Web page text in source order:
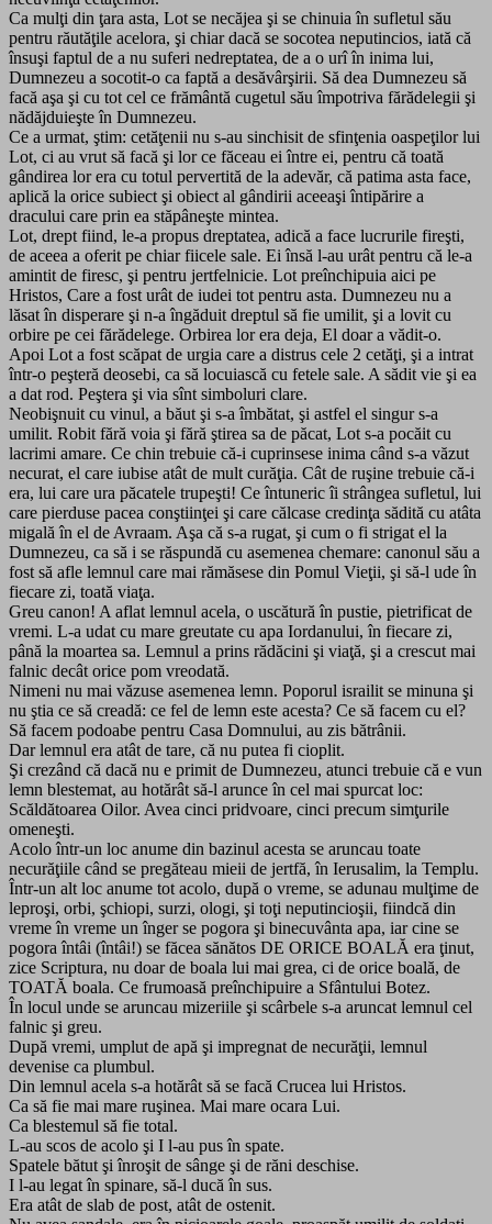
Ca mulţi din ţara asta, Lot se necăjea şi se chinuia în sufletul său
pentru răutăţile acelora, şi chiar dacă se socotea neputincios, iată că
însuşi faptul de a nu suferi nedreptatea, de a o urî în inima lui,
Dumnezeu a socotit-o ca faptă a desăvârşirii. Să dea Dumnezeu să
facă aşa şi cu tot cel ce frământă cugetul său împotriva fărădelegii şi
nădăjduieşte în Dumnezeu.
Ce a urmat, ştim: cetăţenii nu s-au sinchisit de sfinţenia oaspeţilor lui
Lot, ci au vrut să facă şi lor ce făceau ei între ei, pentru că toată
gândirea lor era cu totul pervertită de la adevăr, că patima asta face,
aplică la orice subiect şi obiect al gândirii aceeaşi întipărire a
dracului care prin ea stăpâneşte mintea.
Lot, drept fiind, le-a propus dreptatea, adică a face lucrurile fireşti,
de aceea a oferit pe chiar fiicele sale. Ei însă l-au urât pentru că le-a
amintit de firesc, şi pentru jertfelnicie. Lot preînchipuia aici pe
Hristos, Care a fost urât de iudei tot pentru asta. Dumnezeu nu a
lăsat în disperare şi n-a îngăduit dreptul să fie umilit, şi a lovit cu
orbire pe cei fărădelege. Orbirea lor era deja, El doar a vădit-o.
Apoi Lot a fost scăpat de urgia care a distrus cele 2 cetăţi, şi a intrat
într-o peşteră deosebi, ca să locuiască cu fetele sale. A sădit vie şi ea
a dat rod. Peştera şi via sînt simboluri clare.
Neobişnuit cu vinul, a băut şi s-a îmbătat, şi astfel el singur s-a
umilit. Robit fără voia şi fără ştirea sa de păcat, Lot s-a pocăit cu
lacrimi amare. Ce chin trebuie că-i cuprinsese inima când s-a văzut
necurat, el care iubise atât de mult curăţia. Cât de ruşine trebuie că-i
era, lui care ura păcatele trupeşti! Ce întuneric îi strângea sufletul, lui
care pierduse pacea conştiinţei şi care călcase credinţa sădită cu atâta
migală în el de Avraam. Aşa că s-a rugat, şi cum o fi strigat el la
Dumnezeu, ca să i se răspundă cu asemenea chemare: canonul său a
fost să afle lemnul care mai rămăsese din Pomul Vieţii, şi să-l ude în
fiecare zi, toată viaţa.
Greu canon! A aflat lemnul acela, o uscătură în pustie, pietrificat de
vremi. L-a udat cu mare greutate cu apa Iordanului, în fiecare zi,
până la moartea sa. Lemnul a prins rădăcini şi viaţă, şi a crescut mai
falnic decât orice pom vreodată.
Nimeni nu mai văzuse asemenea lemn. Poporul israilit se minuna şi
nu ştia ce să creadă: ce fel de lemn este acesta? Ce să facem cu el?
Să facem podoabe pentru Casa Domnului, au zis bătrânii.
Dar lemnul era atât de tare, că nu putea fi cioplit.
Şi crezând că dacă nu e primit de Dumnezeu, atunci trebuie că e vun
lemn blestemat, au hotărât să-l arunce în cel mai spurcat loc:
Scăldătoarea Oilor. Avea cinci pridvoare, cinci precum simţurile
omeneşti.
Acolo într-un loc anume din bazinul acesta se aruncau toate
necurăţiile când se pregăteau mieii de jertfă, în Ierusalim, la Templu.
Într-un alt loc anume tot acolo, după o vreme, se adunau mulţime de
leproşi, orbi, şchiopi, surzi, ologi, şi toţi neputincioşii, fiindcă din
vreme în vreme un înger se pogora şi binecuvânta apa, iar cine se
pogora întâi (întâi!) se făcea sănătos DE ORICE BOALĂ era ţinut,
zice Scriptura, nu doar de boala lui mai grea, ci de orice boală, de
TOATĂ boala. Ce frumoasă preînchipuire a Sfântului Botez.
În locul unde se aruncau mizeriile şi scârbele s-a aruncat lemnul cel
falnic şi greu.
După vremi, umplut de apă şi impregnat de necurăţii, lemnul
devenise ca plumbul.
Din lemnul acela s-a hotărât să se facă Crucea lui Hristos.
Ca să fie mai mare ruşinea. Mai mare ocara Lui.
Ca blestemul să fie total.
L-au scos de acolo şi I l-au pus în spate.
Spatele bătut şi înroşit de sânge şi de răni deschise.
I l-au legat în spinare, să-l ducă în sus.
Era atât de slab de post, atât de ostenit.